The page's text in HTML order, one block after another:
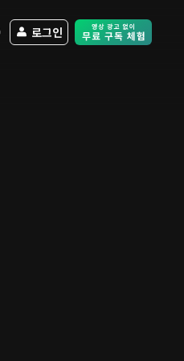
로그인 Free Trial -